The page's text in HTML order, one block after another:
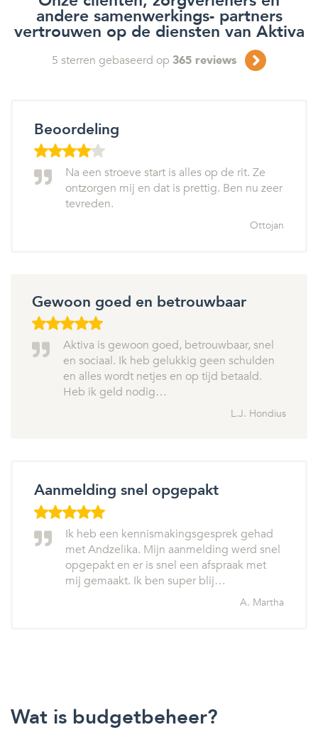
andere samenwerkings- partners
vertrouwen op de diensten van Aktiva
5 sterren gebaseerd op 365 reviews
Beoordeling
Na een stroeve start is alles op de rit. Ze
ontzorgen mij en dat is prettig. Ben nu zeer
tevreden.
Ottojan
Gewoon goed en betrouwbaar
Aktiva is gewoon goed, betrouwbaar, snel
en sociaal. Ik heb gelukkig geen schulden
en alles wordt netjes en op tijd betaald.
Heb ik geld nodig…
L.J. Hondius
Aanmelding snel opgepakt
Ik heb een kennismakingsgesprek gehad
met Andzelika. Mijn aanmelding werd snel
opgepakt en er is snel een afspraak met
mij gemaakt. Ik ben super blij…
A. Martha
Wat is budgetbeheer?